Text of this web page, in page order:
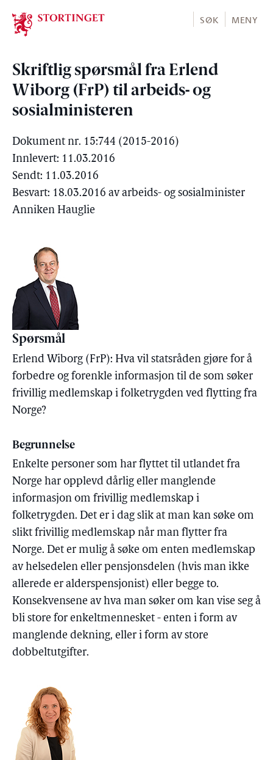
Stortinget.no
SØK MENY
Skriftlig spørsmål fra Erlend
Wiborg (FrP) til arbeids- og
sosialministeren
Dokument nr. 15:744 (2015-2016)
Innlevert: 11.03.2016
Sendt: 11.03.2016
Besvart: 18.03.2016 av arbeids- og sosialminister
Anniken Hauglie
Spørsmål
Erlend Wiborg (FrP): Hva vil statsråden gjøre for å
forbedre og forenkle informasjon til de som søker
frivillig medlemskap i folketrygden ved flytting fra
Norge?
Begrunnelse
Enkelte personer som har flyttet til utlandet fra
Norge har opplevd dårlig eller manglende
informasjon om frivillig medlemskap i
folketrygden. Det er i dag slik at man kan søke om
slikt frivillig medlemskap når man flytter fra
Norge. Det er mulig å søke om enten medlemskap
av helsedelen eller pensjonsdelen (hvis man ikke
allerede er alderspensjonist) eller begge to.
Konsekvensene av hva man søker om kan vise seg å
bli store for enkeltmennesket - enten i form av
manglende dekning, eller i form av store
dobbeltutgifter.